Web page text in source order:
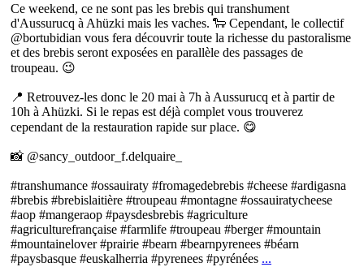
Ce weekend, ce ne sont pas les brebis qui transhument
d'Aussurucq à Ahüzki mais les vaches. 🐑 Cependant, le collectif
@bortubidian vous fera découvrir toute la richesse du pastoralisme
et des brebis seront exposées en parallèle des passages de
troupeau. 😉
📍 Retrouvez-les donc le 20 mai à 7h à Aussurucq et à partir de
10h à Ahüzki. Si le repas est déjà complet vous trouverez
cependant de la restauration rapide sur place. 😋
📸 @sancy_outdoor_f.delquaire_
#transhumance #ossauiraty #fromagedebrebis #cheese #ardigasna
#brebis #brebislaitière #troupeau #montagne #ossauiratycheese
#aop #mangeraop #paysdesbrebis #agriculture
#agriculturefrançaise #farmlife #troupeau #berger #mountain
#mountainelover #prairie #bearn #bearnpyrenees #béarn
#paysbasque #euskalherria #pyrenees #pyrénées ...